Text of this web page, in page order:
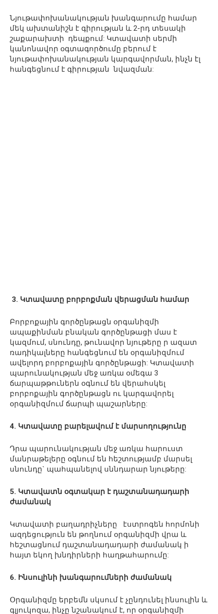
Նյութափոխանակության խանգարումը համար
մեկ ախտանիշն է գիրության և 2-րդ տեսակի
շաքարախտի դեպքում: Կտավատի սերմի
կանոնավոր օգտագործումը բերում է
նյութափոխանակության կարգավորման, ինչն էլ
հանգեցնում է գիրության նվազման:
3. Կտավատը բորբոքման վերացման համար
Բորբոքային գործընթացն օրգանիզմի
ապաքինման բնական գործընթացի մաս է
կազմում, սնունդը, թունավոր նյութերը ր ազատ
ռադիկալները հանգեցնում են օրգանիզմում
ավելորդ բորբոքային գործընթացի: Կտավատի
պարունակության մեջ առկա օմեգա 3
ճարպաթթուներն օգնում են վերահսկել
բորբոքային գործընթացն ու կարգավորել
օրգանիզմում ճարպի պաշարները:
4. Կտավատը բարելավում է մարսողությունը
Դրա պարունակության մեջ առկա հարուստ
մանրաթելերը օգնում են հեշտությամբ մարսել
սնունդը` պահպանելով սննդարար նյութերը:
5. Կտավատն օգտակար է դաշտանադադարի
ժամանակ
Կտավատի բաղադրիչները էստրոգեն հորմոնի
ազդեցություն են թողնում օրգանիզմի վրա և
հեշտացնում դաշտանադադարի ժամանակ ի
հայտ եկող խնդիրների հաղթահարումը:
6. Ինսուլինի խանգարումների ժամանակ
Օրգանիզմը երբեմն սկսում է չընդունել ինսուլին և
գլյուկոզա, ինչը նշանակում է, որ օրգանիզմի